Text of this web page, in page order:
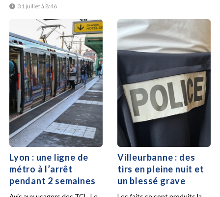
31 juillet à 8:46
Lyon : une ligne de
métro à l’arrêt
pendant 2 semaines
Villeurbanne : des
tirs en pleine nuit et
un blessé grave